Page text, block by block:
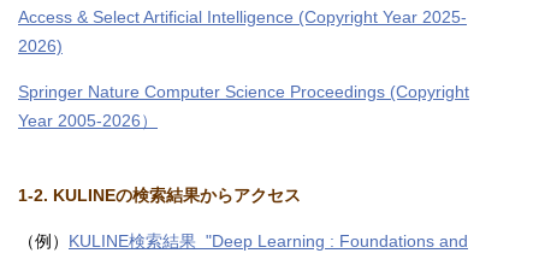
Access & Select Artificial Intelligence (Copyright Year 2025-
2026)
Springer Nature Computer Science Proceedings (Copyright
Year 2005-2026）
1-2. KULINEの検索結果からアクセス
（例） KULINE検索結果 "Deep Learning : Foundations and